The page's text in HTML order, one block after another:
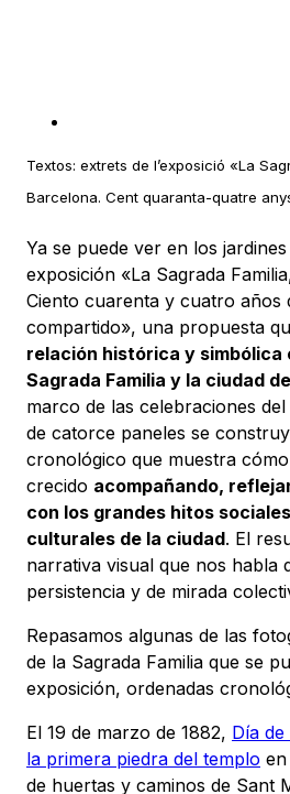
Textos: extrets de l’exposició «La
Barcelona. Cent quaranta-quatre
Ya se puede ver en los
exposición «La Sagrada
Ciento cuarenta y cuatro años
compartido», una propuesta
relación histórica y simbólica
Sagrada Familia y la ciudad
marco de las celebraciones
de catorce paneles se
cronológico que muestra
crecido acompañando,
con los grandes hitos
culturales de la ciudad. El
narrativa visual que nos habla
persistencia y de mirada
Repasamos algunas de las
de la Sagrada Familia que se
exposición, ordenadas
El 19 de marzo de 1882, Día
la primera piedra del templo
de huertas y caminos de Sant